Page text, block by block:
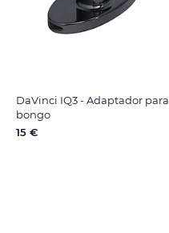
DaVinci IQ3 - Adaptador para
bongo
15 €